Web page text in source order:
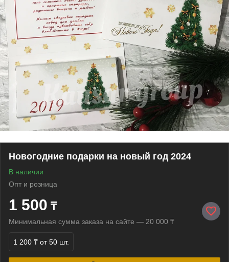
Новогодние подарки на новый год 2024
В наличии
Опт и розница
1 500 ₸
Минимальная сумма заказа на сайте — 20 000 ₸
1 200 ₸ от 50 шт.